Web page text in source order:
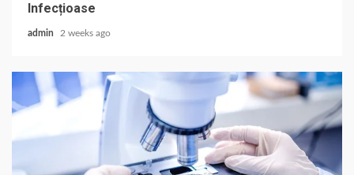
Infecțioase
admin 2 weeks ago